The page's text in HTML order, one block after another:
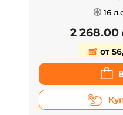
16
2 268.00
от